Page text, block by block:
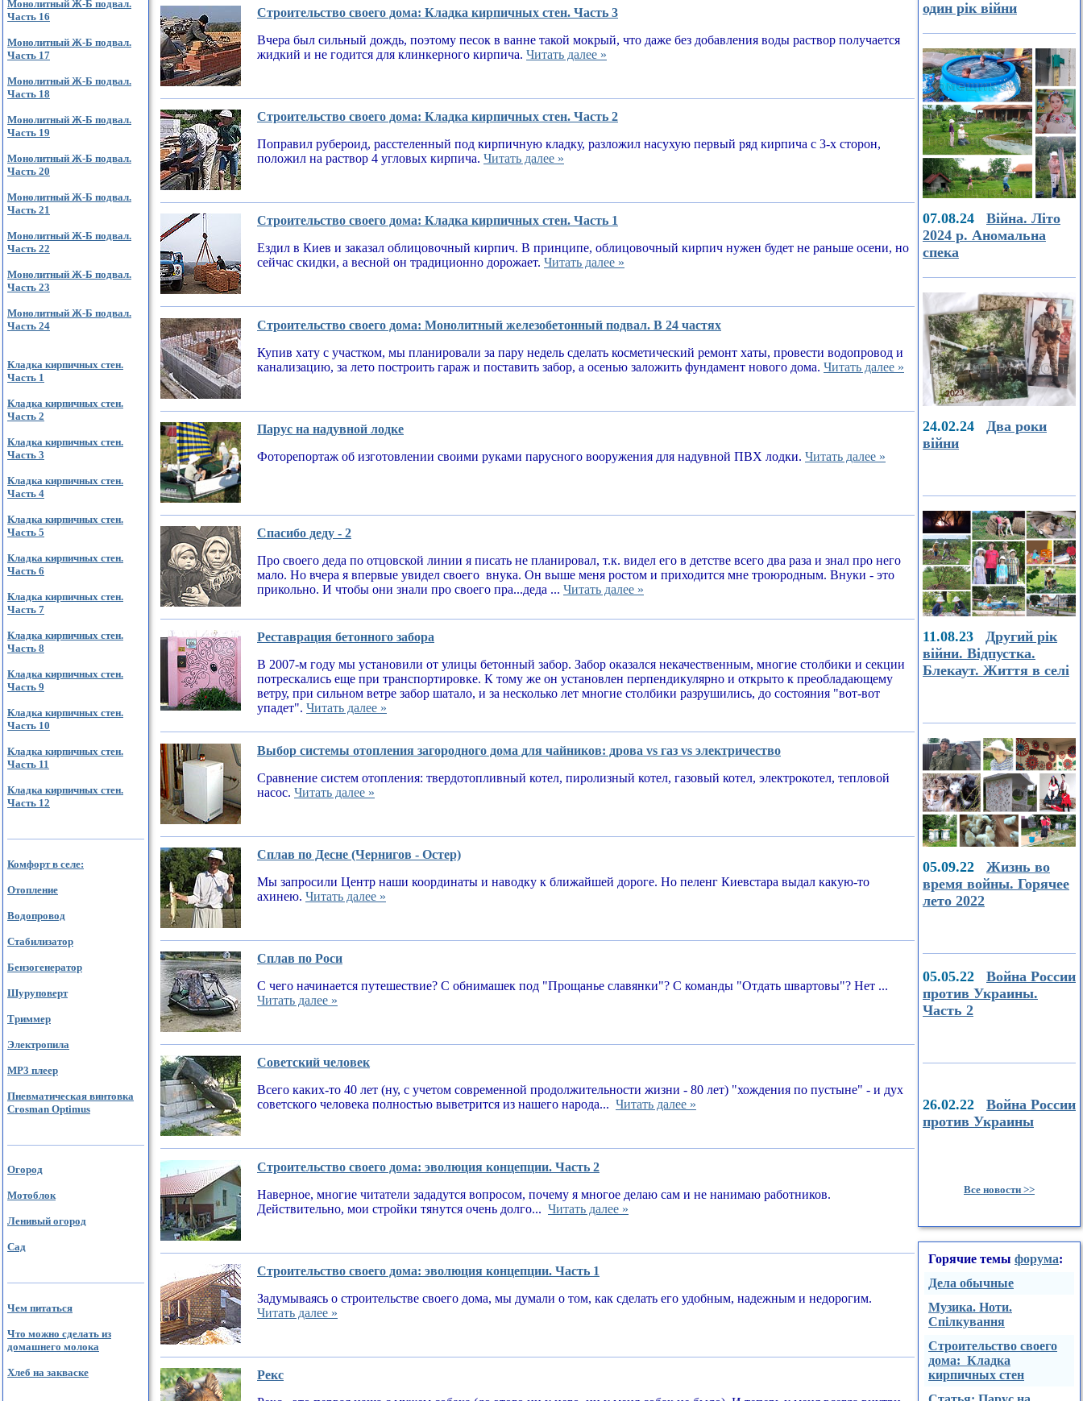
Монолитный Ж-Б подвал.
Часть 16
Монолитный Ж-Б подвал.
Часть 17
Монолитный Ж-Б подвал.
Часть 18
Монолитный Ж-Б подвал.
Часть 19
Монолитный Ж-Б подвал.
Часть 20
Монолитный Ж-Б подвал.
Часть 21
Монолитный Ж-Б подвал.
Часть 22
Монолитный Ж-Б подвал.
Часть 23
Монолитный Ж-Б подвал.
Часть 24
Кладка кирпичных стен.
Часть 1
Кладка кирпичных стен.
Часть 2
Кладка кирпичных стен.
Часть 3
Кладка кирпичных стен.
Часть 4
Кладка кирпичных стен.
Часть 5
Кладка кирпичных стен.
Часть 6
Кладка кирпичных стен.
Часть 7
Кладка кирпичных стен.
Часть 8
Кладка кирпичных стен.
Часть 9
Кладка кирпичных стен.
Часть 10
Кладка кирпичных стен.
Часть 11
Кладка кирпичных стен.
Часть 12
Комфорт в селе:
Отопление
Водопровод
Стабилизатор
Бензогенератор
Шуруповерт
Триммер
Электропила
MP3 плеер
Пневматическая винтовка
Crosman Optimus
Огород
Мотоблок
Ленивый огород
Сад
Чем питаться
Что можно сделать из
домашнего молока
Хлеб на закваске
Строительство своего дома: Кладка кирпичных стен. Часть 3
Вчера был сильный дождь, поэтому песок в ванне такой мокрый, что даже без добавления воды раствор получается
жидкий и не годится для клинкерного кирпича. Читать далее »
Строительство своего дома: Кладка кирпичных стен. Часть 2
Поправил рубероид, расстеленный под кирпичную кладку, разложил насухую первый ряд кирпича с 3-х сторон,
положил на раствор 4 угловых кирпича. Читать далее »
Строительство своего дома: Кладка кирпичных стен. Часть 1
Ездил в Киев и заказал облицовочный кирпич. В принципе, облицовочный кирпич нужен будет не раньше осени, но
сейчас скидки, а весной он традиционно дорожает. Читать далее »
Строительство своего дома: Монолитный железобетонный подвал. В 24 частях
Купив хату с участком, мы планировали за пару недель сделать косметический ремонт хаты, провести водопровод и
канализацию, за лето построить гараж и поставить забор, а осенью заложить фундамент нового дома. Читать далее »
Парус на надувной лодке
Фоторепортаж об изготовлении своими руками парусного вооружения для надувной ПВХ лодки. Читать далее »
Спасибо деду - 2
Про своего деда по отцовской линии я писать не планировал, т.к. видел его в детстве всего два раза и знал про него
мало. Но вчера я впервые увидел своего внука. Он выше меня ростом и приходится мне троюродным. Внуки - это
прикольно. И чтобы они знали про своего пра...деда ... Читать далее »
Реставрация бетонного забора
В 2007-м году мы установили от улицы бетонный забор. Забор оказался некачественным, многие столбики и секции
потрескались еще при транспортировке. К тому же он установлен перпендикулярно и открыто к преобладающему
ветру, при сильном ветре забор шатало, и за несколько лет многие столбики разрушились, до состояния "вот-вот
упадет". Читать далее »
Выбор системы отопления загородного дома для чайников: дрова vs газ vs электричество
Сравнение систем отопления: твердотопливный котел, пиролизный котел, газовый котел, электрокотел, тепловой
насос. Читать далее »
Сплав по Десне (Чернигов - Остер)
Мы запросили Центр наши координаты и наводку к ближайшей дороге. Но пеленг Киевстара выдал какую-то
ахинею. Читать далее »
Сплав по Роси
С чего начинается путешествие? С обнимашек под "Прощанье славянки"? С команды "Отдать швартовы"? Нет ...
Читать далее »
Советский человек
Всего каких-то 40 лет (ну, с учетом современной продолжительности жизни - 80 лет) "хождения по пустыне" - и дух
советского человека полностью выветрится из нашего народа... Читать далее »
Строительство своего дома: эволюция концепции. Часть 2
Наверное, многие читатели зададутся вопросом, почему я многое делаю сам и не нанимаю работников.
Действительно, мои стройки тянутся очень долго... Читать далее »
Строительство своего дома: эволюция концепции. Часть 1
Задумываясь о строительстве своего дома, мы думали о том, как сделать его удобным, надежным и недорогим.
Читать далее »
Рекс
один рік війни
07.08.24 Війна. Літо
2024 р. Аномальна
спека
24.02.24 Два роки
війни
11.08.23 Другий рік
війни. Відпустка.
Блекаут. Життя в селі
05.09.22 Жизнь во
время войны. Горячее
лето 2022
05.05.22 Война России
против Украины.
Часть 2
26.02.22 Война России
против Украины
Все новости >>
Горячие темы форума:
Дела обычные
Музика. Ноти.
Спілкування
Строительство своего
дома: Кладка
кирпичных стен